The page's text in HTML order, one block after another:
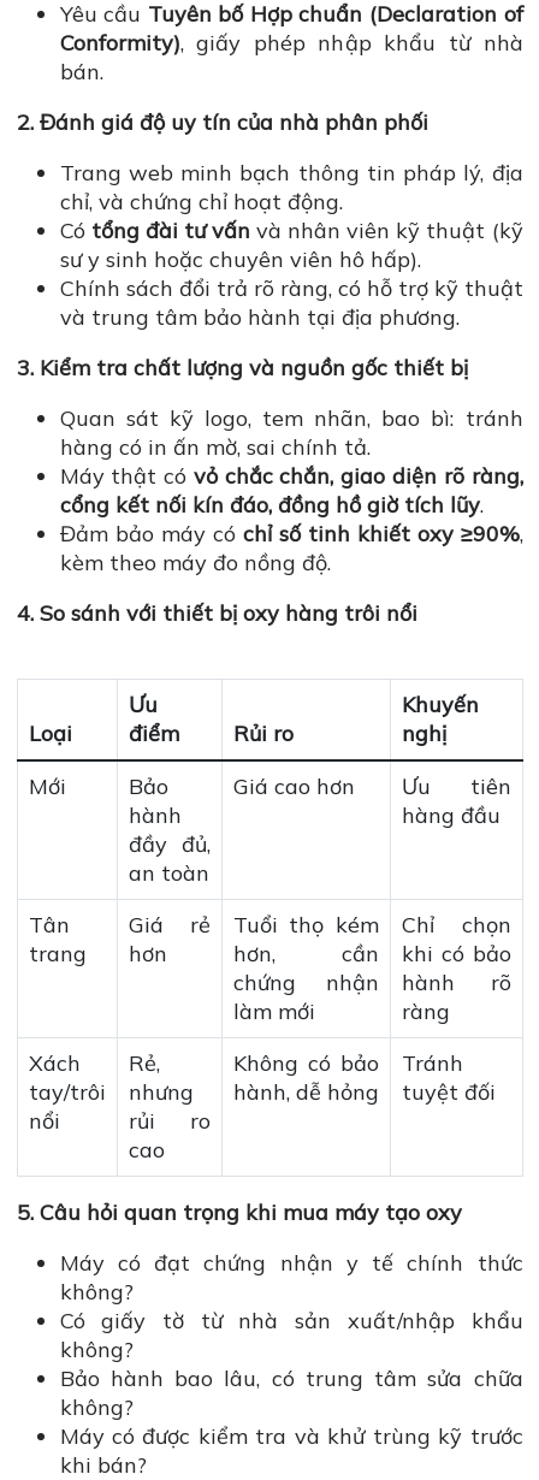
Yêu cầu Tuyên bố Hợp chuẩn (Declaration of
Conformity), giấy phép nhập khẩu từ nhà
bán.
2. Đánh giá độ uy tín của nhà phân phối
Trang web minh bạch thông tin pháp lý, địa
chỉ, và chứng chỉ hoạt động.
Có tổng đài tư vấn và nhân viên kỹ thuật (kỹ
sư y sinh hoặc chuyên viên hô hấp).
Chính sách đổi trả rõ ràng, có hỗ trợ kỹ thuật
và trung tâm bảo hành tại địa phương.
3. Kiểm tra chất lượng và nguồn gốc thiết bị
Quan sát kỹ logo, tem nhãn, bao bì: tránh
hàng có in ấn mờ, sai chính tả.
Máy thật có vỏ chắc chắn, giao diện rõ ràng,
cổng kết nối kín đáo, đồng hồ giờ tích lũy.
Đảm bảo máy có chỉ số tinh khiết oxy ≥90%,
kèm theo máy đo nồng độ.
4. So sánh với thiết bị oxy hàng trôi nổi
Loại
Ưu
điểm
Rủi ro
Khuyến
nghị
Mới
Bảo
hành
đầy đủ,
an toàn
Giá cao hơn
Ưu tiên
hàng đầu
Tân
trang
Giá rẻ
hơn
Tuổi thọ kém
hơn, cần
chứng nhận
làm mới
Chỉ chọn
khi có bảo
hành rõ
ràng
Xách
tay/trôi
nổi
Rẻ,
nhưng
rủi ro
cao
Không có bảo
hành, dễ hỏng
Tránh
tuyệt đối
5. Câu hỏi quan trọng khi mua máy tạo oxy
Máy có đạt chứng nhận y tế chính thức
không?
Có giấy tờ từ nhà sản xuất/nhập khẩu
không?
Bảo hành bao lâu, có trung tâm sửa chữa
không?
Máy có được kiểm tra và khử trùng kỹ trước
khi bán?